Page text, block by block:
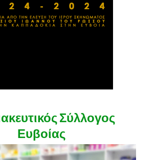
Σύλλογος
Ευβοίας